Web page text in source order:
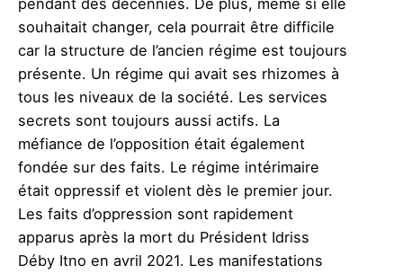
pendant des décennies. De plus, même si elle
souhaitait changer, cela pourrait être difficile
car la structure de l’ancien régime est toujours
présente. Un régime qui avait ses rhizomes à
tous les niveaux de la société. Les services
secrets sont toujours aussi actifs. La
méfiance de l’opposition était également
fondée sur des faits. Le régime intérimaire
était oppressif et violent dès le premier jour.
Les faits d’oppression sont rapidement
apparus après la mort du Président Idriss
Déby Itno en avril 2021. Les manifestations